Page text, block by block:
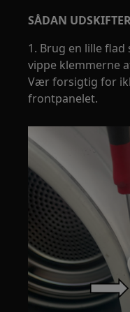
SÅDAN
1. Brug en lille
vippe klemmerne
Vær forsigtig for
frontpanelet.